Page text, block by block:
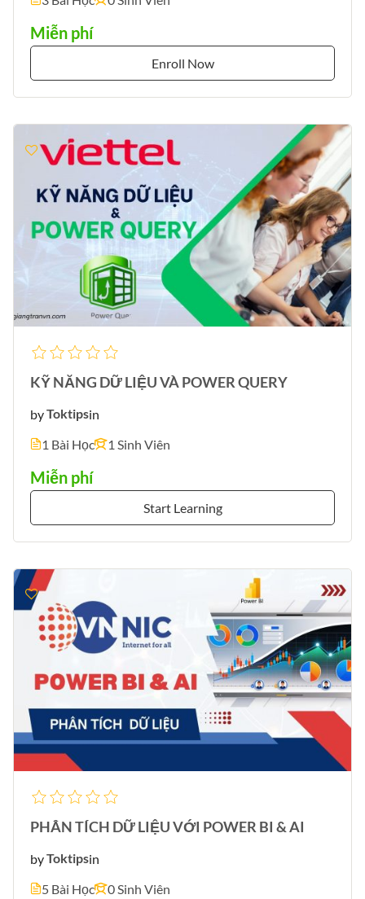
Miễn phí
Enroll Now
KỸ NĂNG DỮ LIỆU VÀ POWER QUERY
byToktipsin
1 Bài Học
1 Sinh Viên
Miễn phí
Start Learning
PHÂN TÍCH DỮ LIỆU VỚI POWER BI & AI
byToktipsin
5 Bài Học
0 Sinh Viên